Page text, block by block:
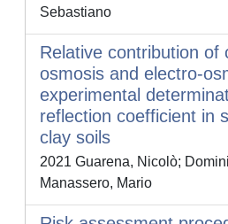
Sebastiano
Relative contribution of
osmosis and electro-
experimental
reflection coefficient in
clay soils
2021 Guarena, Nicolò;
Manassero, Mario